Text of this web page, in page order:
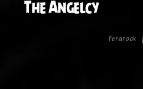
The Angelcy
ferarock